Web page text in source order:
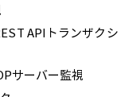
APIトランザクシ
サーバー監視